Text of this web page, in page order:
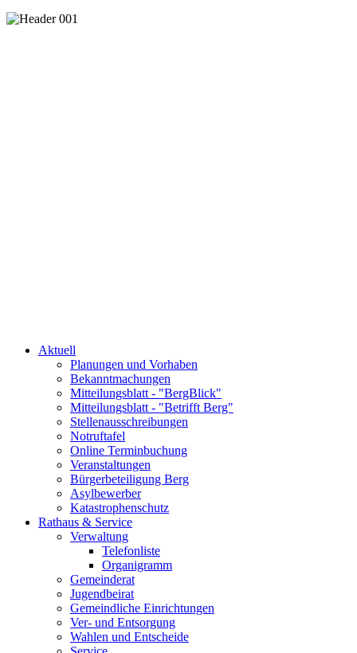
Aktuell
Planungen und Vorhaben
Bekanntmachungen
Mitteilungsblatt - "BergBlick"
Mitteilungsblatt - "Betrifft Berg"
Stellenausschreibungen
Notruftafel
Online Terminbuchung
Veranstaltungen
Bürgerbeteiligung Berg
Asylbewerber
Katastrophenschutz
Rathaus & Service
Verwaltung
Telefonliste
Organigramm
Gemeinderat
Jugendbeirat
Gemeindliche Einrichtungen
Ver- und Entsorgung
Wahlen und Entscheide